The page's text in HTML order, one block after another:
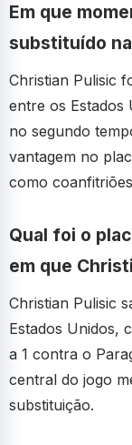
Em que
substituído
Christian Pulisic
entre os Estados
no segundo
vantagem no
como
Qual foi o
em que
Christian Pulisic
Estados Unidos,
a 1 contra o
central do jogo
substituição.